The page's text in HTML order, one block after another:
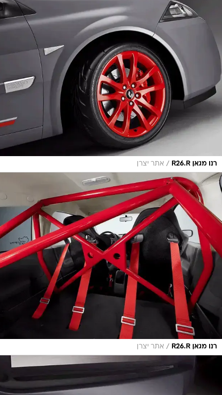
רנו מגאן R26.R / אתר יצרן
רנו מגאן R26.R / אתר יצרן